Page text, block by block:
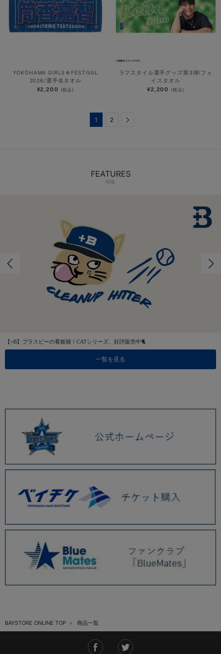
YOKOHAMA GIRLS☆FESTIVAL
2026/選手名タオル
¥2,200 (税込)
ラフスタイル選手グッズ第3弾/フェ
イスタオル
¥2,200 (税込)
1 2
FEATURES
特集
【+B】プラスビーの看板猫！CATシリーズ、好評販売中🐈
一覧を見る
BAYSTORE ONLINE TOP 商品一覧